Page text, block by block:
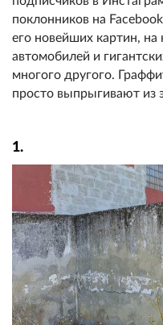
поклонников на
его новейших картин,
автомобилей и
многого другого.
просто выпрыгивают из
1.